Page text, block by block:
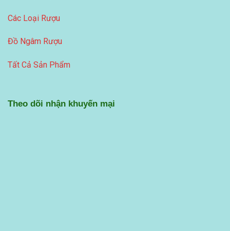
Các Loại Rượu
Đồ Ngâm Rượu
Tất Cả Sản Phẩm
Theo dõi nhận khuyến mại